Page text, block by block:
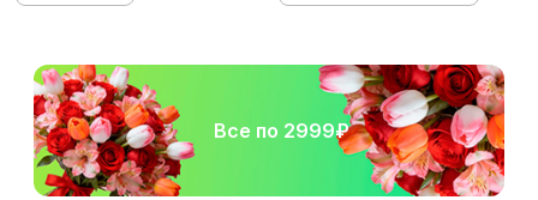
Все по 2999₽